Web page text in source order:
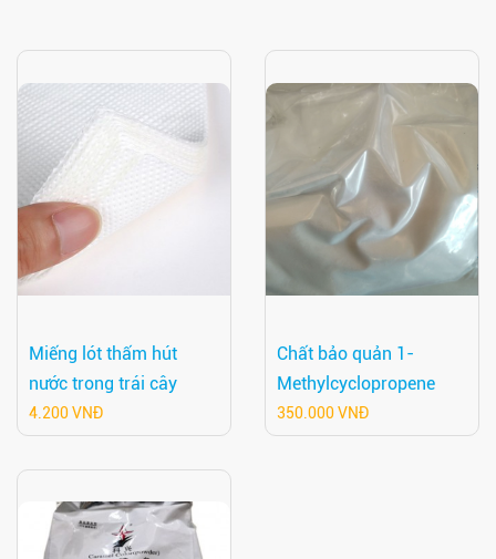
Miếng lót thấm hút
nước trong trái cây
4.200 VNĐ
Chất bảo quản 1-
Methylcyclopropene
350.000 VNĐ